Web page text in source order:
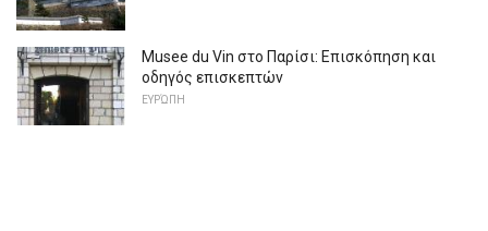
Musee du Vin στο Παρίσι: Επισκόπηση και
οδηγός επισκεπτών
ΕΥΡΏΠΗ